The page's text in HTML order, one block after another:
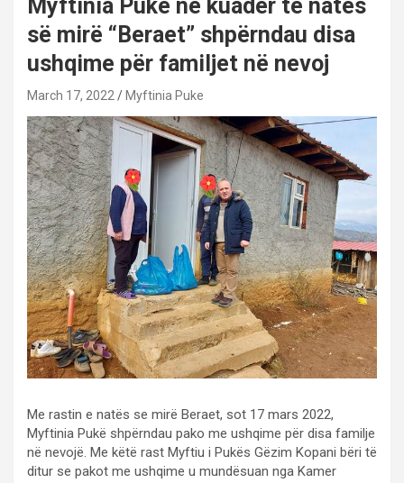
Myftinia Pukë në kuadër të natës
së mirë “Beraet” shpërndau disa
ushqime për familjet në nevoj
March 17, 2022 Myftinia Puke
Me rastin e natës se mirë Beraet, sot 17 mars 2022,
Myftinia Pukë shpërndau pako me ushqime për disa familje
në nevojë. Me këtë rast Myftiu i Pukës Gëzim Kopani bëri të
ditur se pakot me ushqime u mundësuan nga Kamer